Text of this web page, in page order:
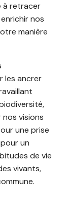
à retracer
nos
manière
les ancrer
visions
une prise
un
de vie
vivants,